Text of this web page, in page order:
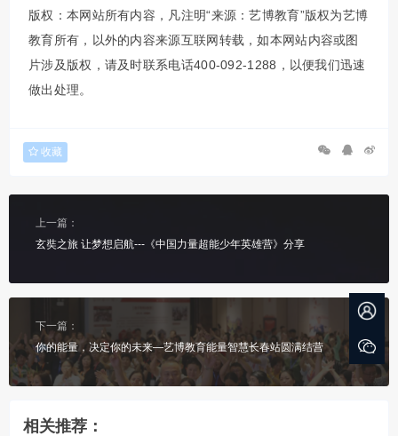
版权：本网站所有内容，凡注明“来源：艺博教育”版权为艺博
教育所有，以外的内容来源互联网转载，如本网站内容或图
片涉及版权，请及时联系电话400-092-1288，以便我们迅速
做出处理。
收藏
上一篇：
玄奘之旅 让梦想启航---《中国力量超能少年英雄营》分享
下一篇：
你的能量，决定你的未来―艺博教育能量智慧长春站圆满结营
相关推荐：